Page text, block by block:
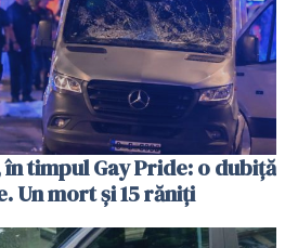
timpul Gay Pride: o dubiță
Un mort și 15 răniți